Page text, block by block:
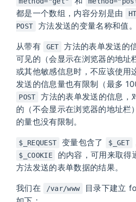
都是一个数组，内容分别是由
POST
方法发送的变量名称和值。
从带有 GET
方法的表单发送的
可见的（会显示在浏览器的地址
或其他敏感信息时，不应该使用
发送的信息量也有限制（最多
POST
方法的表单发送的信息，
的（不会显示在浏览器的地址栏
的量也没有限制。
$_REQUEST 变量包含了 $_GET
$_COOKIE 的内容，可用来取得
方法发送的表单数据的结果。
我们在 /var/www
目录下建立